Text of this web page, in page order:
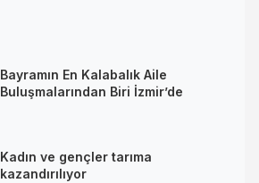
Bayramın En Kalabalık Aile
Buluşmalarından Biri İzmir’de
Kadın ve gençler tarıma
kazandırılıyor